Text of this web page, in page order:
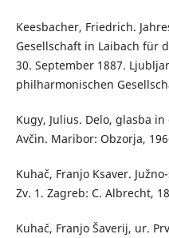
Keesbacher, Friedrich.
Gesellschaft in Laibach für
30. September 1887.
philharmonischen
Kugy, Julius. Delo, glasba
Avčin. Maribor: Obzorja,
Kuhač, Franjo Ksaver.
Zv. 1. Zagreb: C. Albrecht,
Kuhač, Franjo Šaverij, ur.